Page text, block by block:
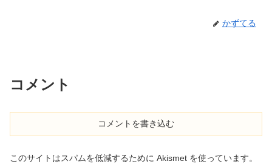
かずてる
コメント
コメントを書き込む
このサイトはスパムを低減するために Akismet を使っています。